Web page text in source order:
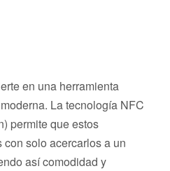
en una herramienta
La tecnología NFC
permite que estos
solo acercarlos a un
así comodidad y